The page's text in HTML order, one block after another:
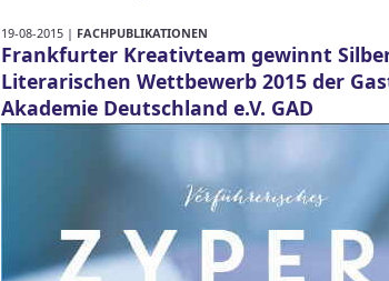
19-08-2015 | FACHPUBLIKATIONEN
Frankfurter Kreativteam gewinnt
Literarischen Wettbewerb 2015 der
Akademie Deutschland e.V. GAD